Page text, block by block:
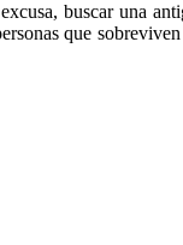
buscar una
que